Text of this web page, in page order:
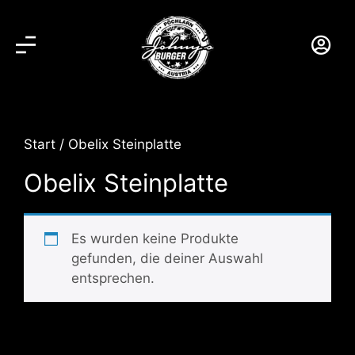
Start / Obelix Steinplatte
Obelix Steinplatte
Es wurden keine Produkte
gefunden, die deiner Auswahl
entsprechen.